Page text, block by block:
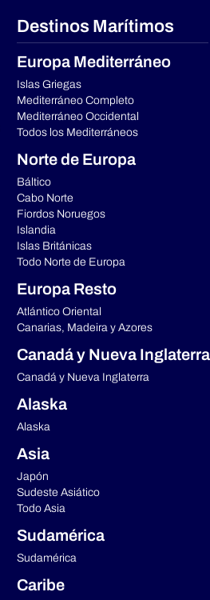
Destinos Marítimos
Europa Mediterráneo
Islas Griegas
Mediterráneo Completo
Mediterráneo Occidental
Todos los Mediterráneos
Norte de Europa
Báltico
Cabo Norte
Fiordos Noruegos
Islandia
Islas Británicas
Todo Norte de Europa
Europa Resto
Atlántico Oriental
Canarias, Madeira y Azores
Canadá y Nueva Inglaterra
Canadá y Nueva Inglaterra
Alaska
Alaska
Asia
Japón
Sudeste Asiático
Todo Asia
Sudamérica
Sudamérica
Caribe